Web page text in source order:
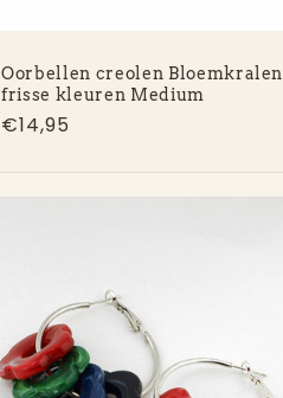
Oorbellen creolen Bloemkralen
frisse kleuren Medium
Normale
€14,95